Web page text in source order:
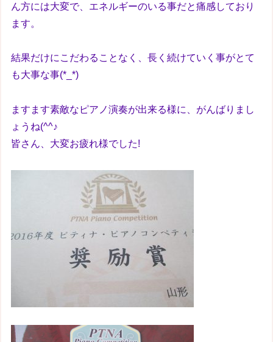
ん方には大変で、エネルギーのいる事だと痛感しており
ます。
結果だけにこだわることなく、長く続けていく事がとて
も大事な事(*_*)
ますます素敵なピアノ演奏が出来る様に、がんばりまし
ょうね(^^♪
皆さん、大変お疲れ様でした!